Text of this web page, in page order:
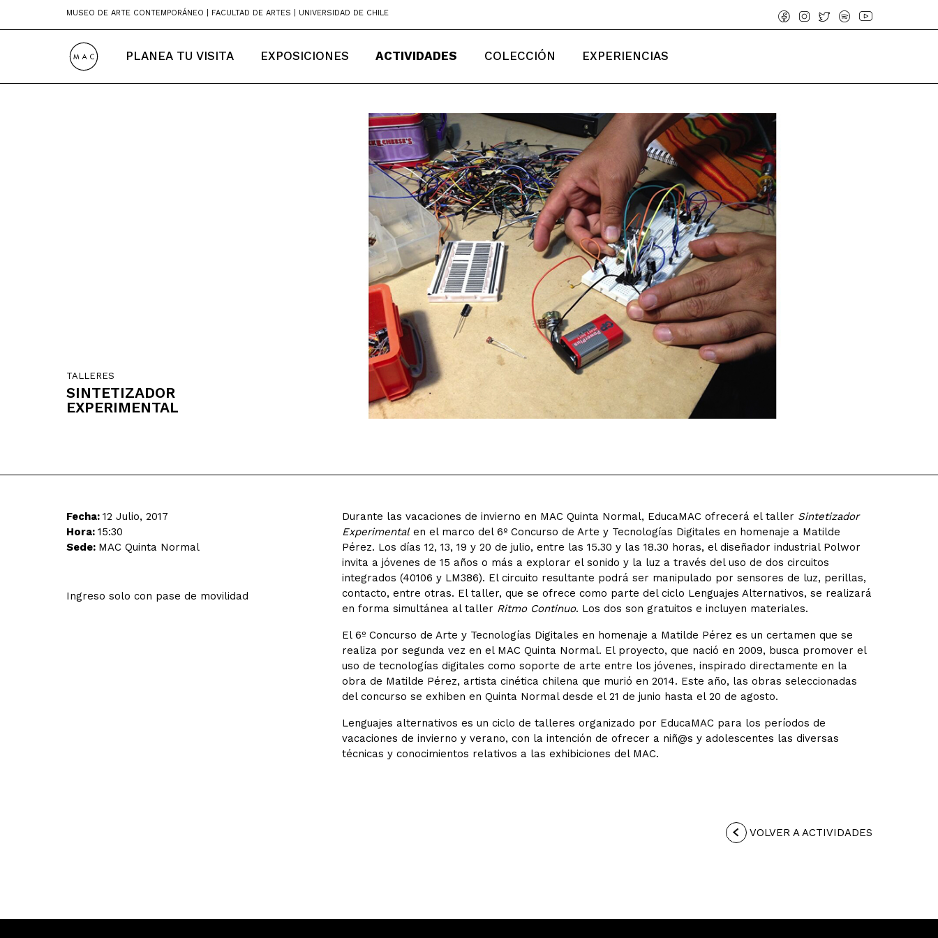
MUSEO DE ARTE CONTEMPORÁNEO | FACULTAD DE ARTES | UNIVERSIDAD DE CHILE
PLANEA TU VISITA EXPOSICIONES ACTIVIDADES COLECCIÓN EXPERIENCIAS
TALLERES
SINTETIZADOR
EXPERIMENTAL
Fecha: 12 Julio, 2017
Hora: 15:30
Sede: MAC Quinta Normal
Ingreso solo con pase de movilidad
Durante las vacaciones de invierno en MAC Quinta Normal, EducaMAC ofrecerá el taller Sintetizador
Experimentalen el marco del 6º Concurso de Arte y Tecnologías Digitales en homenaje a Matilde
Pérez. Los días 12, 13, 19 y 20 de julio, entre las 15.30 y las 18.30 horas, el diseñador industrial Polwor
invita a jóvenes de 15 años o más a explorar el sonido y la luz a través del uso de dos circuitos
integrados (40106 y LM386). El circuito resultante podrá ser manipulado por sensores de luz, perillas,
contacto, entre otras. El taller, que se ofrece como parte del ciclo Lenguajes Alternativos, se realizará
en forma simultánea al taller Ritmo Continuo. Los dos son gratuitos e incluyen materiales.
El 6º Concurso de Arte y Tecnologías Digitales en homenaje a Matilde Pérez es un certamen que se
realiza por segunda vez en el MAC Quinta Normal. El proyecto, que nació en 2009, busca promover el
uso de tecnologías digitales como soporte de arte entre los jóvenes, inspirado directamente en la
obra de Matilde Pérez, artista cinética chilena que murió en 2014. Este año, las obras seleccionadas
del concurso se exhiben en Quinta Normal desde el 21 de junio hasta el 20 de agosto.
Lenguajes alternativos es un ciclo de talleres organizado por EducaMAC para los períodos de
vacaciones de invierno y verano, con la intención de ofrecer a niñ@s y adolescentes las diversas
técnicas y conocimientos relativos a las exhibiciones del MAC.
VOLVER A ACTIVIDADES